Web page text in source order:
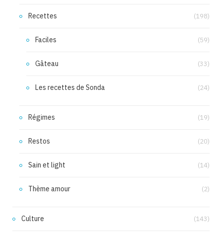
Recettes (198)
Faciles (59)
Gâteau (33)
Les recettes de Sonda (24)
Régimes (19)
Restos (20)
Sain et light (14)
Thème amour (2)
Culture (143)